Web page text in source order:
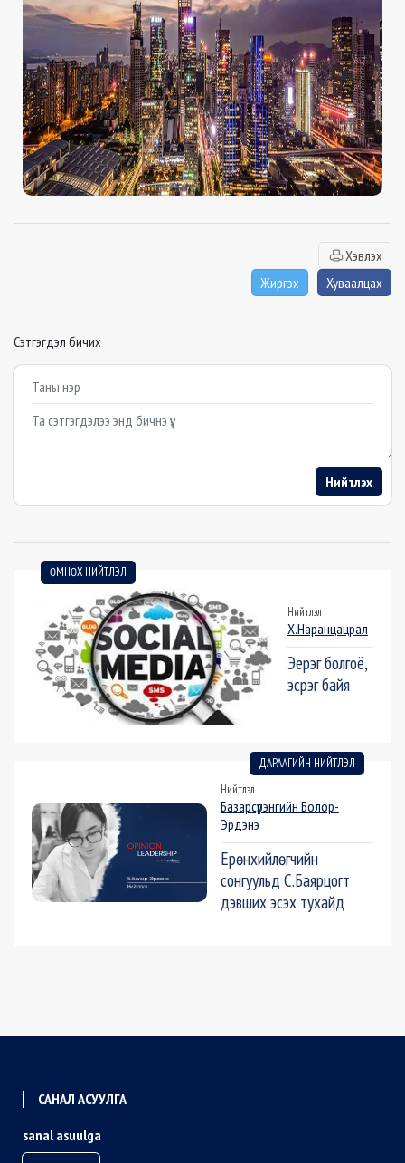
Хэвлэх
Жиргэх
Хуваалцах
Сэтгэгдэл бичих
Example textarea
Нийтлэх
ӨМНӨХ НИЙТЛЭЛ
Нийтлэл
Х.Наранцацрал
Эерэг болгоё,
эсрэг байя
ДАРААГИЙН НИЙТЛЭЛ
Нийтлэл
Базарсүрэнгийн Болор-
Эрдэнэ
Ерөнхийлөгчийн
сонгуульд С.Баярцогт
дэвших эсэх тухайд
САНАЛ АСУУЛГА
sanal asuulga